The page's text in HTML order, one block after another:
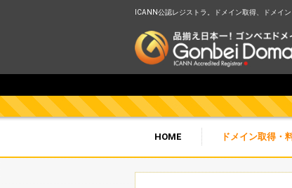
ICANN公認レジストラ。ドメイン取得、ドメイ
HOME ドメイン取得・